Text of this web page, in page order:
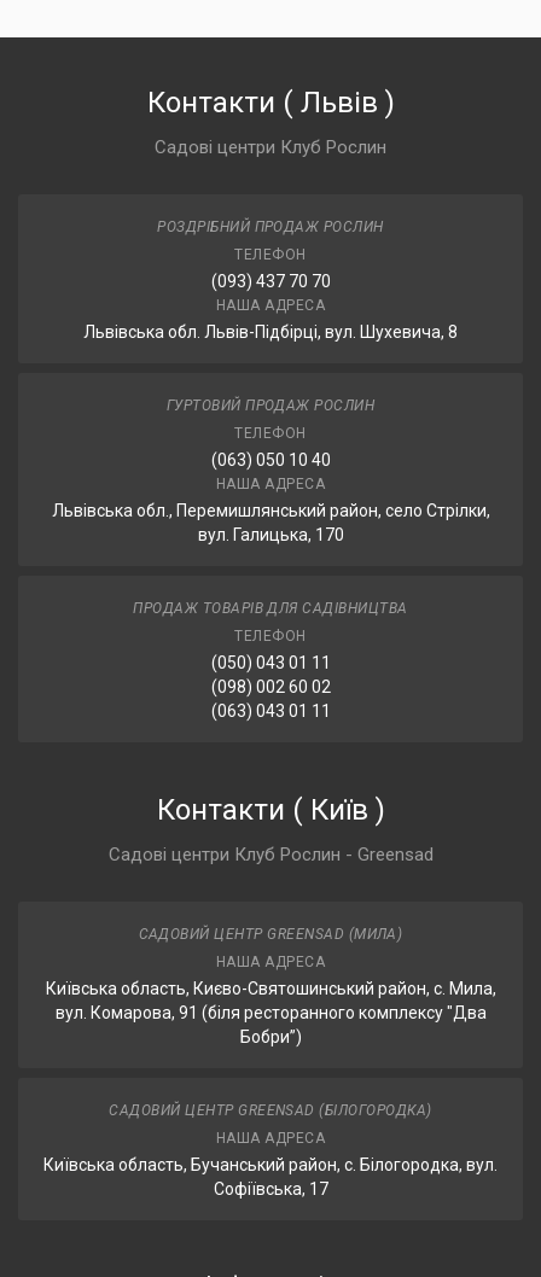
Контакти ( Львів )
Садові центри Клуб Рослин
РОЗДРІБНИЙ ПРОДАЖ РОСЛИН
ТЕЛЕФОН
(093) 437 70 70
НАША АДРЕСА
Львівська обл. Львів-Підбірці, вул. Шухевича, 8
ГУРТОВИЙ ПРОДАЖ РОСЛИН
ТЕЛЕФОН
(063) 050 10 40
НАША АДРЕСА
Львівська обл., Перемишлянський район, село Стрілки,
вул. Галицька, 170
ПРОДАЖ ТОВАРІВ ДЛЯ САДІВНИЦТВА
ТЕЛЕФОН
(050) 043 01 11
(098) 002 60 02
(063) 043 01 11
Контакти ( Київ )
Садові центри Клуб Рослин - Greensad
САДОВИЙ ЦЕНТР GREENSAD (МИЛА)
НАША АДРЕСА
Київська область, Києво-Святошинський район, с. Мила,
вул. Комарова, 91 (біля ресторанного комплексу "Два
Бобри”)
САДОВИЙ ЦЕНТР GREENSAD (БІЛОГОРОДКА)
НАША АДРЕСА
Київська область, Бучанський район, с. Білогородка, вул.
Софіївська, 17